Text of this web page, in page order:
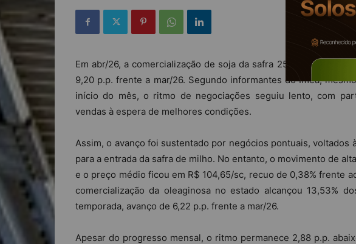
Em abr/26, a comercialização de soja da safra 25/26 em MT
9,20 p.p. frente a mar/26. Segundo informantes do Imea,
início do mês, o ritmo de negociações seguiu lento, com
vendas à espera de melhores condições.
Assim, o avanço foi sustentado por negócios pontuais, voltados
para a entrada da safra de milho. No entanto, o movimento de
e o preço médio ficou em R$ 104,65/sc, recuo de 0,38% frente
comercialização da oleaginosa no estado alcançou 13,53%
temporada, avanço de 6,22 p.p. frente a mar/26.
Apesar do progresso mensal, o ritmo permanece 2,88 p.p.